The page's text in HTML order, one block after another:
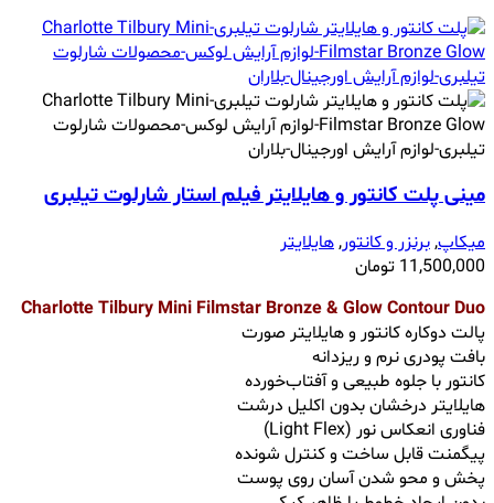
مینی پلت کانتور و هایلایتر فیلم استار شارلوت تیلبری
میکاپ,برنزر و کانتور,هایلایتر
11,500,000 تومان
Charlotte Tilbury Mini Filmstar Bronze & Glow Contour Duo
پالت دوکاره کانتور و هایلایتر صورت
بافت پودری نرم و ریزدانه
کانتور با جلوه طبیعی و آفتاب‌خورده
هایلایتر درخشان بدون اکلیل درشت
فناوری انعکاس نور (Light Flex)
پیگمنت قابل ساخت و کنترل شونده
پخش و محو شدن آسان روی پوست